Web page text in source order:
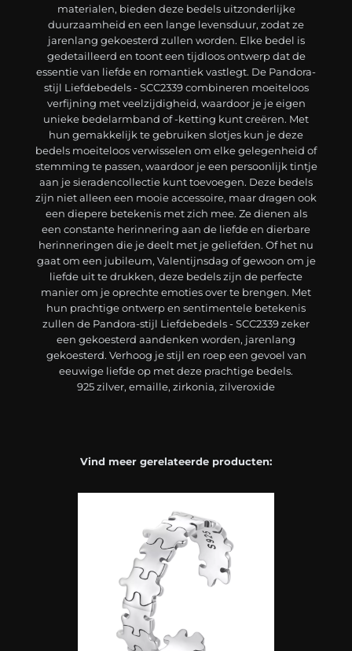
materialen, bieden deze bedels uitzonderlijke
duurzaamheid en een lange levensduur, zodat ze
jarenlang gekoesterd zullen worden. Elke bedel is
gedetailleerd en toont een tijdloos ontwerp dat de
essentie van liefde en romantiek vastlegt. De Pandora-
stijl Liefdebedels - SCC2339 combineren moeiteloos
verfijning met veelzijdigheid, waardoor je je eigen
unieke bedelarmband of -ketting kunt creëren. Met
hun gemakkelijk te gebruiken slotjes kun je deze
bedels moeiteloos verwisselen om elke gelegenheid of
stemming te passen, waardoor je een persoonlijk tintje
aan je sieradencollectie kunt toevoegen. Deze bedels
zijn niet alleen een mooie accessoire, maar dragen ook
een diepere betekenis met zich mee. Ze dienen als
een constante herinnering aan de liefde en dierbare
herinneringen die je deelt met je geliefden. Of het nu
gaat om een jubileum, Valentijnsdag of gewoon om je
liefde uit te drukken, deze bedels zijn de perfecte
manier om je oprechte emoties over te brengen. Met
hun prachtige ontwerp en sentimentele betekenis
zullen de Pandora-stijl Liefdebedels - SCC2339 zeker
een gekoesterd aandenken worden, jarenlang
gekoesterd. Verhoog je stijl en roep een gevoel van
eeuwige liefde op met deze prachtige bedels.
925 zilver, emaille, zirkonia, zilveroxide
Vind meer gerelateerde producten: